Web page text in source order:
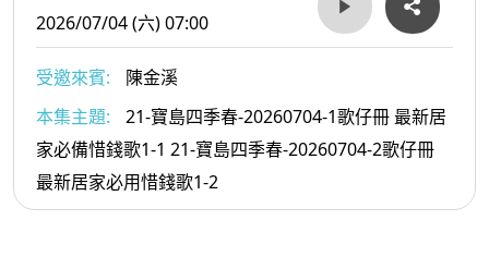
2026/07/04 (六) 07:00
受邀來賓:
陳金溪
本集主題:
21-寶島四季春-20260704-1歌仔冊 最新居
家必備惜錢歌1-1 21-寶島四季春-20260704-2歌仔冊
最新居家必用惜錢歌1-2